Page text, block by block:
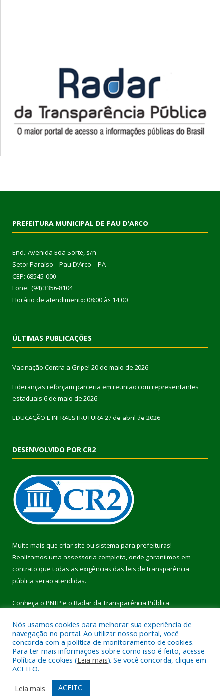
PREFEITURA MUNICIPAL DE PAU D’ARCO
End.: Avenida Boa Sorte, s/n
Setor Paraíso – Pau D’Arco – PA
CEP: 68545-000
Fone: (94) 3356-8104
Horário de atendimento: 08:00 às 14:00
ÚLTIMAS PUBLICAÇÕES
Vacinação Contra a Gripe! 20 de maio de 2026
Lideranças reforçam parceria em reunião com representantes
estaduais 6 de maio de 2026
EDUCAÇÃO E INFRAESTRUTURA27 de abril de 2026
DESENVOLVIDO POR CR2
Muito mais que criar site ou sistema para prefeituras!
Realizamos uma assessoria completa, onde garantimos em
contrato que todas as exigências das leis de transparência
pública serão atendidas.
Conheça o PNTP e o Radar da Transparência Pública
Todos os direitos reservados a Prefeitura Municipal de Pau
D’Arco.
Mapa do Site
Acessar Área Administrativa
Acessar Webmail
Nós usamos cookies para melhorar sua experiência de
navegação no portal. Ao utilizar nosso portal, você
concorda com a política de monitoramento de cookies.
Para ter mais informações sobre como isso é feito, acesse
Política de cookies (Leia mais). Se você concorda, clique em
ACEITO.
Leia mais
ACEITO